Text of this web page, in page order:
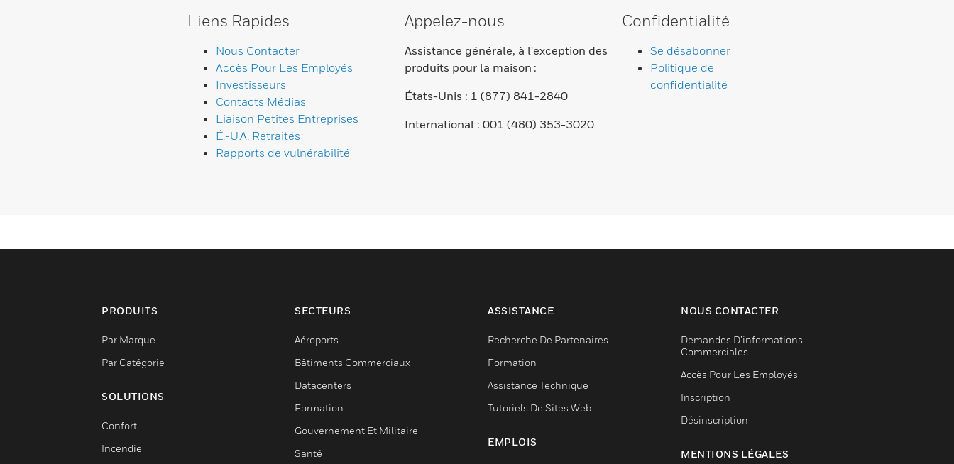
Liens Rapides
Nous Contacter
Accès Pour Les Employés
Investisseurs
Contacts Médias
Liaison Petites Entreprises
É.-U.A. Retraités
Rapports de vulnérabilité
Appelez-nous
Assistance générale, à l'exception des
produits pour la maison :
États-Unis : 1 (877) 841-2840
International : 001 (480) 353-3020
Confidentialité
Se désabonner
Politique de
confidentialité
PRODUITS
Par Marque
Par Catégorie
SOLUTIONS
Confort
Incendie
SECTEURS
Aéroports
Bâtiments Commerciaux
Datacenters
Formation
Gouvernement Et Militaire
Santé
ASSISTANCE
Recherche De Partenaires
Formation
Assistance Technique
Tutoriels De Sites Web
EMPLOIS
NOUS CONTACTER
Demandes D’informations
Commerciales
Accès Pour Les Employés
Inscription
Désinscription
MENTIONS LÉGALES